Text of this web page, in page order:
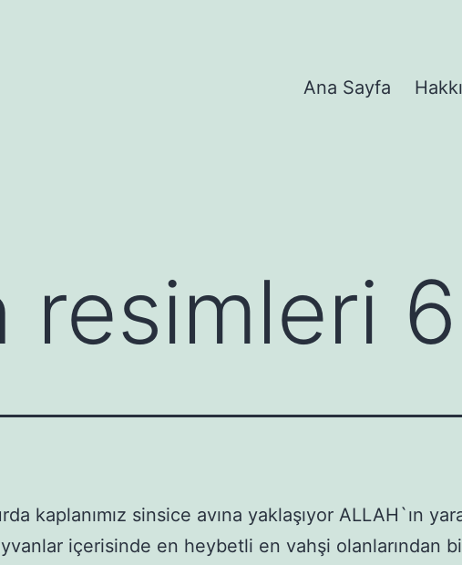
Ana Sayfa
resimleri 6
kaplanımız sinsice avına yaklaşıyor ALLAH`ın
içerisinde en heybetli en vahşi olanlarından